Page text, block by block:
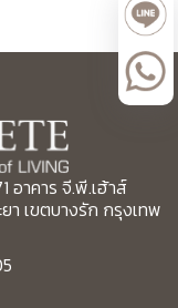
าคาร จี.พี.เฮ้าส์
า เขตบางรัก กรุงเทพ